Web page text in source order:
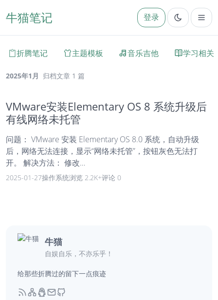
牛猫笔记 登录
折腾笔记 主题模板 音乐吉他 学习相关
2025年1月 归档文章 1 篇
VMware安装Elementary OS 8 系统升级后
有线网络未托管
问题： VMware 安装 Elementary OS 8.0 系统，自动升级
后，网络无法连接，显示“网络未托管”，按钮灰色无法打
开。 解决方法： 修改
/etc/NetworkManager/NetworkManager.conf 文件
2025-01-27操作系统浏览 2.2K+评论 0
牛猫
自娱自乐，不亦乐乎！
给那些折腾过的留下一点痕迹